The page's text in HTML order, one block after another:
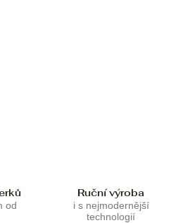
od
Ruční výroba
i s nejmodernější
technologií